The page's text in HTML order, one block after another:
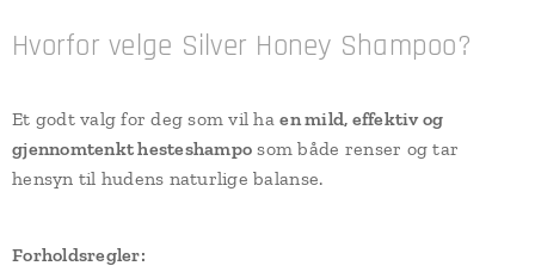
Hvorfor velge Silver Honey Shampoo?
Et godt valg for deg som vil haen mild, effektiv og
gjennomtenkt hesteshampo som både renser og tar
hensyn til hudens naturlige balanse.
Forholdsregler: